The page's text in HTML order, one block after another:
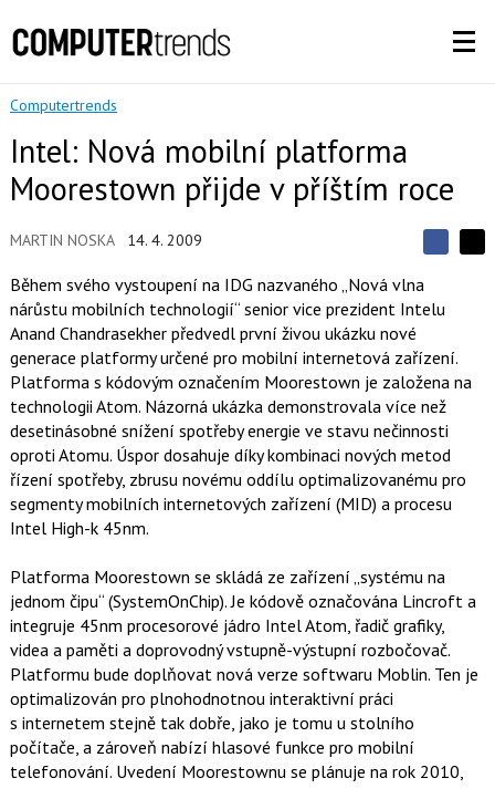
Computertrends
Intel: Nová mobilní platforma
Moorestown přijde v příštím roce
MARTIN NOSKA 14. 4. 2009
S
d
í
e
t
S
l
t
n
a
F
a
c
b
o
n
Během svého vystoupení na IDG nazvaného „Nová vlna
nárůstu mobilních technologií“ senior vice prezident Intelu
Anand Chandrasekher předvedl první živou ukázku nové
generace platformy určené pro mobilní internetová zařízení.
Platforma s kódovým označením Moorestown je založena na
technologii Atom. Názorná ukázka demonstrovala více než
desetinásobné snížení spotřeby energie ve stavu nečinnosti
oproti Atomu. Úspor dosahuje díky kombinaci nových metod
řízení spotřeby, zbrusu novému oddílu optimalizovanému pro
segmenty mobilních internetových zařízení (MID) a procesu
Intel High-k 45nm.
Platforma Moorestown se skládá ze zařízení „systému na
jednom čipu“ (SystemOnChip). Je kódově označována Lincroft a
integruje 45nm procesorové jádro Intel Atom, řadič grafiky,
videa a paměti a doprovodný vstupně-výstupní rozbočovač.
Platformu bude doplňovat nová verze softwaru Moblin. Ten je
optimalizován pro plnohodnotnou interaktivní práci
s internetem stejně tak dobře, jako je tomu u stolního
počítače, a zároveň nabízí hlasové funkce pro mobilní
telefonování. Uvedení Moorestownu se plánuje na rok 2010,